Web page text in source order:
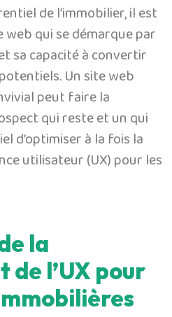
de l’immobilier, il est
qui se démarque par
sa capacité à convertir
Un site web
peut faire la
qui reste et un qui
d’optimiser à la fois la
utilisateur (UX) pour les
la
de l’UX pour